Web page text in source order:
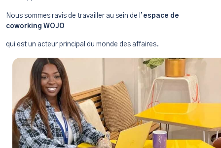
Nous sommes ravis de travailler au sein de l’ espace de
coworking WOJO
qui est un acteur principal du monde des affaires.